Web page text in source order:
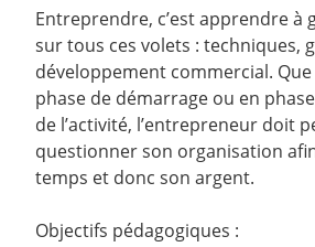
Entreprendre, c’est apprendre à
sur tous ces volets : techniques,
développement commercial.
phase de démarrage ou en
de l’activité, l’entrepreneur doit
questionner son organisation
temps et donc son argent.
Objectifs pédagogiques :